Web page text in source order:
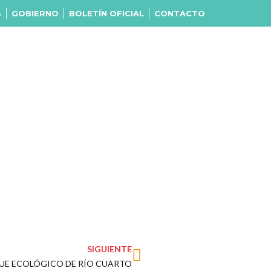
GOBIERNO BOLETÍN OFICIAL CONTACTO
SIGUIENTE
ECOLÓGICO DE RÍO CUARTO
Next